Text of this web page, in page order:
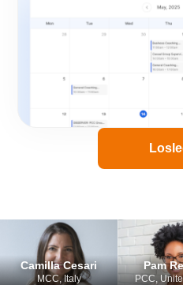
Camilla Cesari
MCC, Italy
Pam
PCC,